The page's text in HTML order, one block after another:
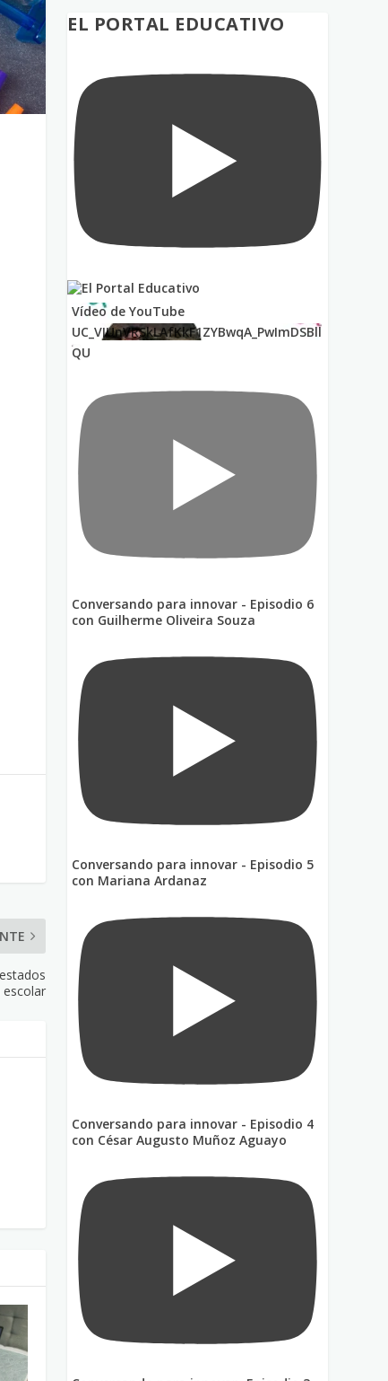
EL PORTAL EDUCATIVO
Vídeo de YouTube
UC_VIUnVRSkLAfKkF1ZYBwqA_PwImDSBll
QU
Conversando para innovar - Episodio 6
con Guilherme Oliveira Souza
Conversando para innovar - Episodio 5
con Mariana Ardanaz
Conversando para innovar - Episodio 4
con César Augusto Muñoz Aguayo